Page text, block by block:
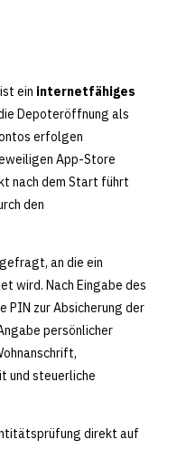
ein internetfähiges
Depoteröffnung als
erfolgen
App-Store
nach dem Start führt
den
an die ein
wird. Nach Eingabe des
PIN zur Absicherung der
persönlicher
und steuerliche
direkt auf